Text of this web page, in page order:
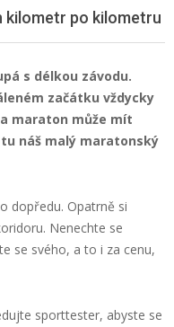
kilometr po kilometru
s délkou závodu.
začátku vždycky
maraton může mít
náš malý maratonský
dopředu. Opatrně si
Nenechte se
se svého, a to i za cenu,
sporttester, abyste se